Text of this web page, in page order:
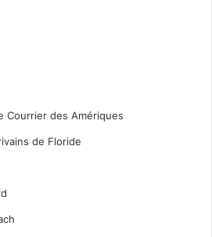
Courrier des Amériques
de Floride